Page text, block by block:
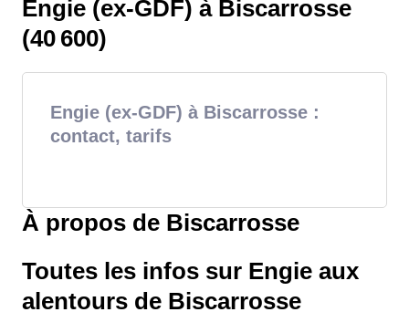
Engie (ex-GDF) à Biscarrosse
(40 600)
Engie (ex-GDF) à Biscarrosse :
contact, tarifs
À propos de Biscarrosse
Toutes les infos sur Engie aux
alentours de Biscarrosse